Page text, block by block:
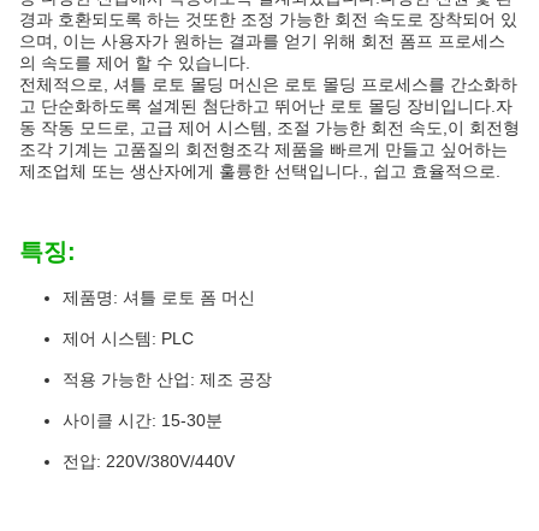
경과 호환되도록 하는 것또한 조정 가능한 회전 속도로 장착되어 있
으며, 이는 사용자가 원하는 결과를 얻기 위해 회전 폼프 프로세스
의 속도를 제어 할 수 있습니다.
전체적으로, 셔틀 로토 몰딩 머신은 로토 몰딩 프로세스를 간소화하
고 단순화하도록 설계된 첨단하고 뛰어난 로토 몰딩 장비입니다.자
동 작동 모드로, 고급 제어 시스템, 조절 가능한 회전 속도,이 회전형
조각 기계는 고품질의 회전형조각 제품을 빠르게 만들고 싶어하는
제조업체 또는 생산자에게 훌륭한 선택입니다., 쉽고 효율적으로.
특징:
제품명: 셔틀 로토 폼 머신
제어 시스템: PLC
적용 가능한 산업: 제조 공장
사이클 시간: 15-30분
전압: 220V/380V/440V